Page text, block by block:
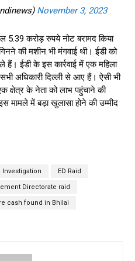
November 3, 2023
5.39 करोड़ रुपये नोट बरामद किया
की मशीन भी मंगवाई थी। ईडी को
हैं। ईडी के इस कार्रवाई में एक महिला
अधिकारी दिल्ली से आए हैं। ऐसी भी
क्षेत्र के नेता को लाभ पहुंचाने की
मामले में बड़ा खुलासा होने की उम्मीद
Investigation ED Raid
Directorate raid
cash found in Bhilai